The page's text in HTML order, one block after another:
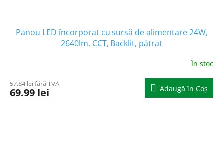
Panou LED încorporat cu sursă de alimentare 24W,
2640lm, CCT, Backlit, pătrat
În stoc
57.84 lei fără TVA
69.99 lei Adaugă în Coş